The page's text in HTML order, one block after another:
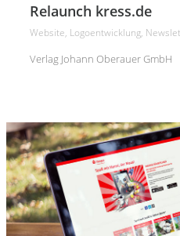
Relaunch kress.de
Website, Logoentwicklung,
Verlag Johann Oberauer GmbH